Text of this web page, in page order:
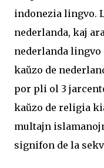
indonezia lingvo.
nederlanda, kaj
nederlanda
kaŭzo de
por pli ol 3
kaŭzo de religia
multajn
signifon de la